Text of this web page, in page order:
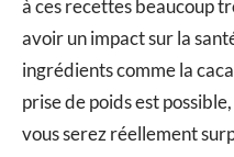
à ces recettes beaucoup
avoir un impact sur la
ingrédients comme la
prise de poids est
vous serez réellement